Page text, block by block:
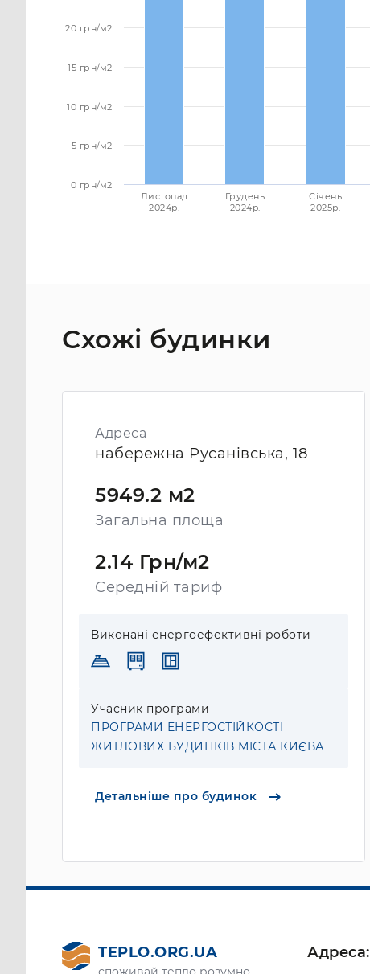
Листопад
2024p.
Грудень
2024p.
Січень
2025p.
0 грн/м2
5 грн/м2
10 грн/м2
15 грн/м2
20 грн/м2
Схожі будинки
Адреса
набережна Русанівська, 18
5949.2 м2
Загальна площа
2.14 Грн/м2
Середній тариф
Виконані енергоефективні роботи
Учасник програми
ПРОГРАМИ ЕНЕРГОСТІЙКОСТІ
ЖИТЛОВИХ БУДИНКІВ МІСТА КИЄВА
Детальніше про будинок
TEPLO.ORG.UA Адреса: